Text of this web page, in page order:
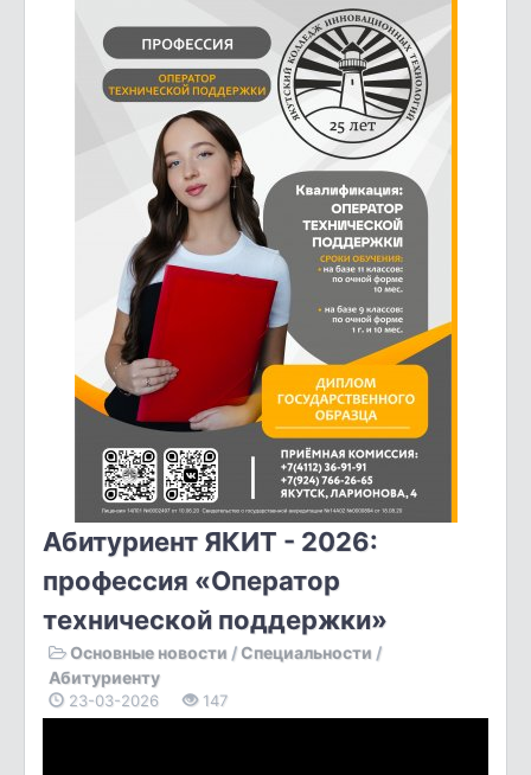
Абитуриент ЯКИТ - 2026:
профессия «Оператор
технической поддержки»
Основные новости / Специальности /
Абитуриенту
23-03-2026 147